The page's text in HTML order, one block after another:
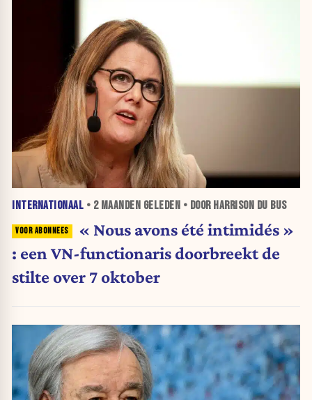
INTERNATIONAAL • 2 MAANDEN GELEDEN • DOOR HARRISON DU BUS
« Nous avons été intimidés »
: een VN-functionaris doorbreekt de
stilte over 7 oktober